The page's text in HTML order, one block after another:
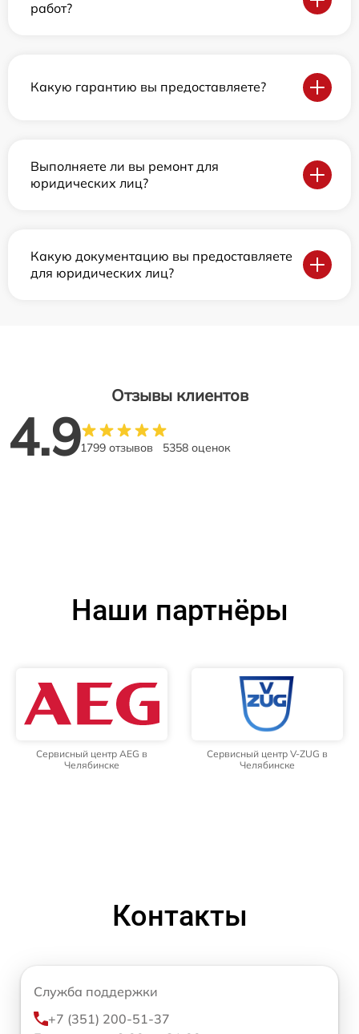
работ?
Какую гарантию вы предоставляете?
Выполняете ли вы ремонт для
юридических лиц?
Какую документацию вы предоставляете
для юридических лиц?
Отзывы клиентов
4.91799 отзывов 5358 оценок
Наши партнёры
Сервисный центр AEG в
Челябинске
Сервисный центр V-ZUG в
Челябинске
Контакты
Служба поддержки
+7 (351) 200-51-37